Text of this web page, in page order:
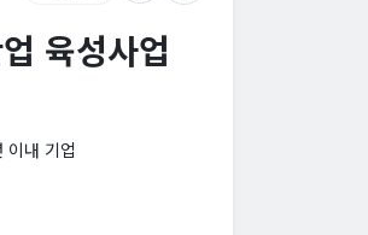
육성사업
이내 기업